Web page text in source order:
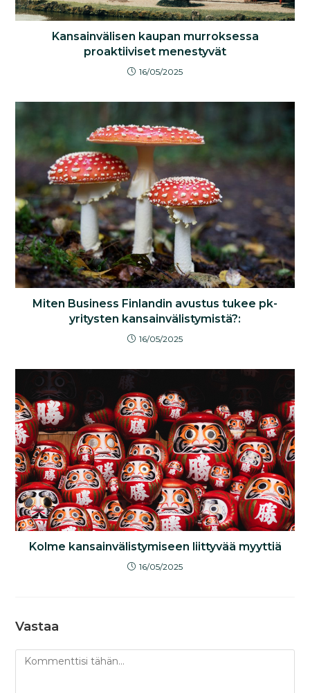
Kansainvälisen kaupan murroksessa
proaktiiviset menestyvät
16/05/2025
Miten Business Finlandin avustus tukee pk-
yritysten kansainvälistymistä?:
16/05/2025
Kolme kansainvälistymiseen liittyvää myyttiä
16/05/2025
Vastaa